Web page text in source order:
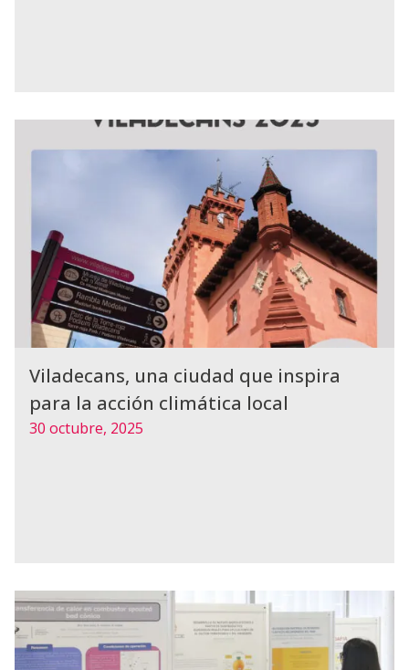
Viladecans, una ciudad que inspira
para la acción climática local
30 octubre, 2025